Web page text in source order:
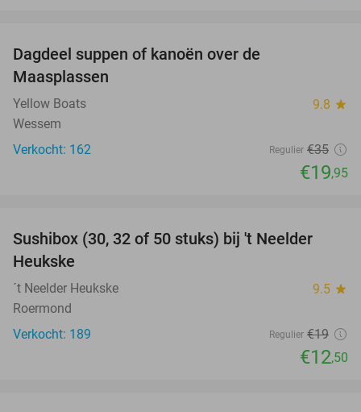
Dagdeel suppen of kanoën over de
Maasplassen
Yellow Boats 9.8 star
Wessem
Verkocht: 162
Regulier €35
€19,95
34%
Sushibox (30, 32 of 50 stuks) bij 't Neelder
Heukske
´t Neelder Heukske 9.5 star
Roermond
Verkocht: 189
Regulier €19
€12,50